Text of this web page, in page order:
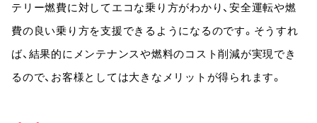
テリー燃費に対してエコな乗り方がわかり、安全運転や燃
費の良い乗り方を支援できるようになるのです。そうすれ
ば、結果的にメンテナンスや燃料のコスト削減が実現でき
るので、お客様としては大きなメリットが得られます。